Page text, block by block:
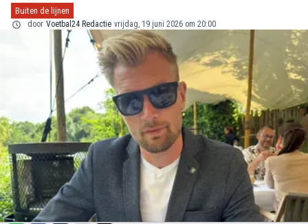
Buiten de lijnen
door Voetbal24 Redactie vrijdag, 19 juni 2026 om 20:00